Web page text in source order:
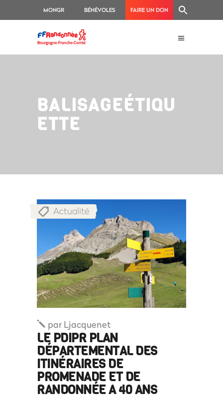
MONGR BÉNÉVOLES FAIRE UN DON
BALISAGEÉTIQU
ETTE
Actualité
par Ljacquenet
LE PDIPR PLAN
DÉPARTEMENTAL DES
ITINÉRAIRES DE
PROMENADE ET DE
RANDONNÉE A 40 ANS